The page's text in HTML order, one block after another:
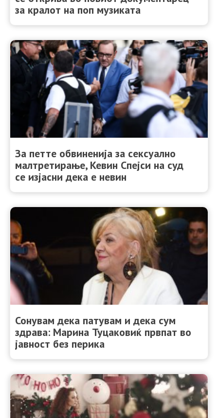
за кралот на поп музиката
За петте обвиненија за сексуално
малтретирање, Кевин Спејси на суд
се изјасни дека е невин
Сонувам дека патувам и дека сум
здрава: Марина Туцаковиќ првпат во
јавност без перика